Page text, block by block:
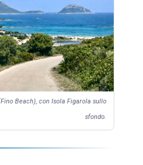
Beach), con Isola Figarola sullo
sfondo.